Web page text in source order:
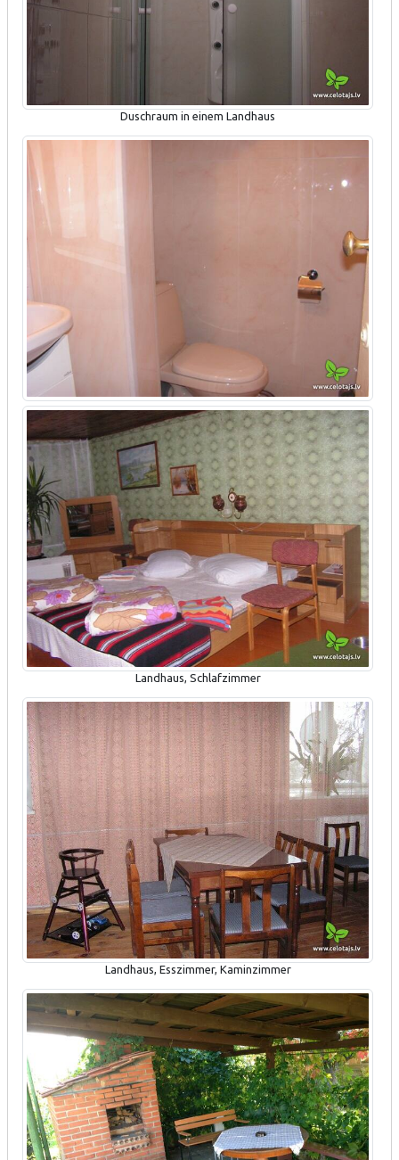
Duschraum in einem Landhaus
Landhaus, Schlafzimmer
Landhaus, Esszimmer, Kaminzimmer